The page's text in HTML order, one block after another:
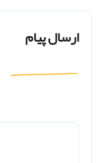
ارسال پیام